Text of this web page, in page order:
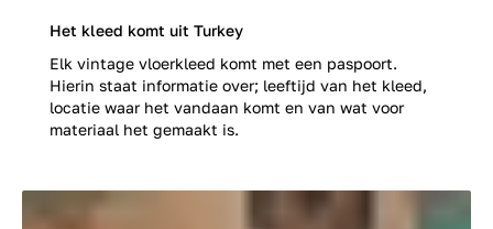
Het kleed komt uit Turkey
Elk vintage vloerkleed komt met een paspoort.
Hierin staat informatie over; leeftijd van het kleed,
locatie waar het vandaan komt en van wat voor
materiaal het gemaakt is.